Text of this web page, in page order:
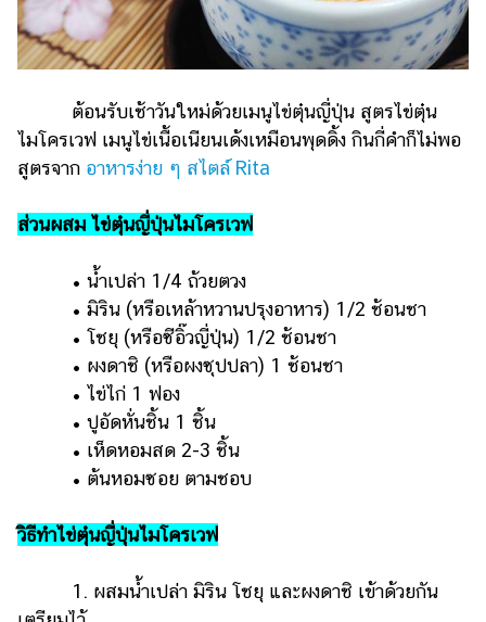
ต้อนรับเช้าวันใหม่ด้วยเมนูไข่ตุ๋นญี่ปุ่น สูตรไข่ตุ๋น
ไมโครเวฟ เมนูไข่เนื้อเนียนเด้งเหมือนพุดดิ้ง กินกี่คำก็ไม่พอ
สูตรจาก อาหารง่าย ๆ สไตล์ Rita
ส่วนผสม ไข่ตุ๋นญี่ปุ่นไมโครเวฟ
• น้ำเปล่า 1/4 ถ้วยตวง
• มิริน (หรือเหล้าหวานปรุงอาหาร) 1/2 ช้อนชา
• โชยุ (หรือซีอิ๊วญี่ปุ่น) 1/2 ช้อนชา
• ผงดาชิ (หรือผงซุปปลา) 1 ช้อนชา
• ไข่ไก่ 1 ฟอง
• ปูอัดหั่นชิ้น 1 ชิ้น
• เห็ดหอมสด 2-3 ชิ้น
• ต้นหอมซอย ตามชอบ
วิธีทำไข่ตุ๋นญี่ปุ่นไมโครเวฟ
1. ผสมน้ำเปล่า มิริน โชยุ และผงดาชิ เข้าด้วยกัน